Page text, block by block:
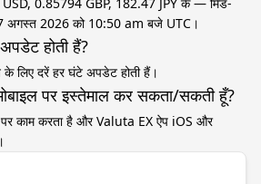
7 अगस्त 2026 को 10:50 am बजे UTC।
होती हैं?
के लिए दरें हर घंटे अपडेट होती हैं।
पर इस्तेमाल कर सकता/सकती हूँ?
पर काम करता है और Valuta EX ऐप iOS और